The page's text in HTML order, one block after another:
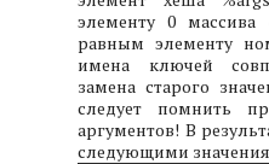
элементу 0 массива
равным элементу
имена ключей
замена старого
следует помнить
аргументов! В
следующими